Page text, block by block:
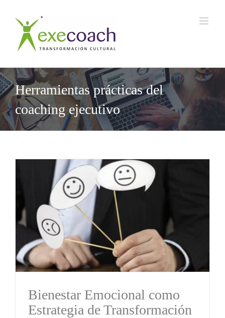
contenido
Herramientas prácticas del
coaching ejecutivo
Bienestar Emocional como
Estrategia de Transformación